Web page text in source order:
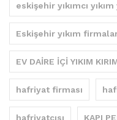
eskişehir yıkımcı
Eskişehir yıkım
EV DAİRE İÇİ YIKIM
hafriyat firması
hafriyatçısı KAPI